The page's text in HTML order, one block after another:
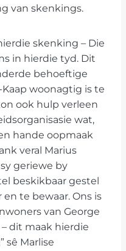
van skenkings.
skenking – Die
in hierdie tyd. Dit
behoeftige
woonagtig is te
ook hulp verleen
wat,
hande oopmaak
veral Marius
geriewe by
beskikbaar gestel
te bewaar. Ons is
van George
dit maak hierdie
sê Marlise